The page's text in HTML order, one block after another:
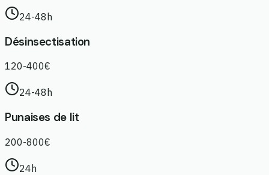
24-48h
Désinsectisation
120-400€
24-48h
Punaises de lit
200-800€
24h